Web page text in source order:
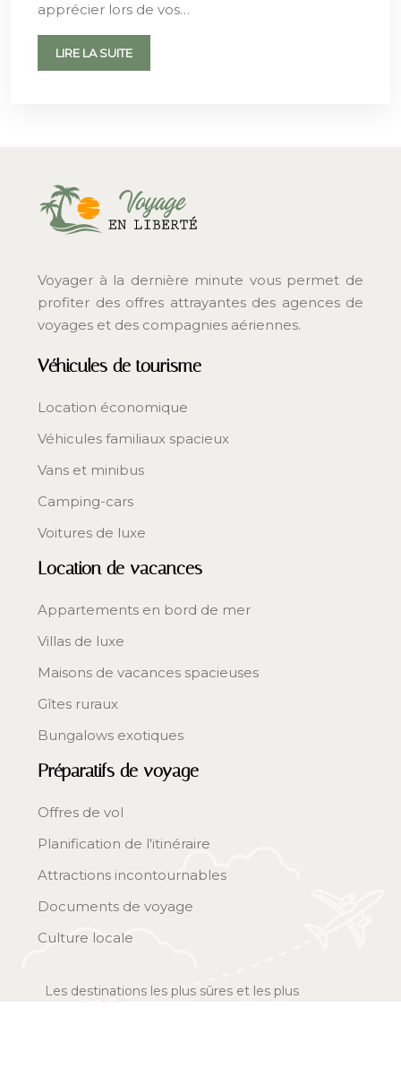
apprécier lors de vos…
LIRE LA SUITE
Voyager à la dernière minute vous permet de
profiter des offres attrayantes des agences de
voyages et des compagnies aériennes.
Véhicules de tourisme
Location économique
Véhicules familiaux spacieux
Vans et minibus
Camping-cars
Voitures de luxe
Location de vacances
Appartements en bord de mer
Villas de luxe
Maisons de vacances spacieuses
Gîtes ruraux
Bungalows exotiques
Préparatifs de voyage
Offres de vol
Planification de l'itinéraire
Attractions incontournables
Documents de voyage
Culture locale
Les destinations les plus sûres et les plus